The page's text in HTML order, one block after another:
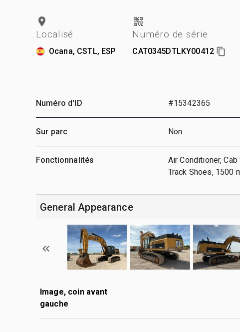
Localisé
Ocana, CSTL, ESP
Numéro de série
CAT0345DTLKY00412
Numéro d'ID #15342365
Sur parc Non
Fonctionnalités
Air Conditioner,
Track Shoes, 1500
General Appearance
Image, coin avant
gauche